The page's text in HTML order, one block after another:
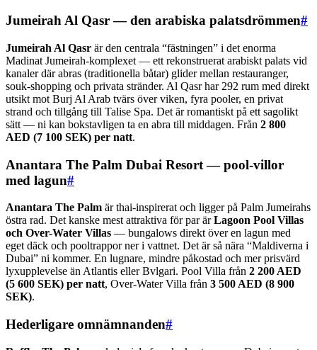
Jumeirah Al Qasr — den arabiska palatsdrömmen#
Jumeirah Al Qasr är den centrala “fästningen” i det enorma
Madinat Jumeirah-komplexet — ett rekonstruerat arabiskt palats vid
kanaler där abras (traditionella båtar) glider mellan restauranger,
souk-shopping och privata stränder. Al Qasr har 292 rum med direkt
utsikt mot Burj Al Arab tvärs över viken, fyra pooler, en privat
strand och tillgång till Talise Spa. Det är romantiskt på ett sagolikt
sätt — ni kan bokstavligen ta en abra till middagen. Från 2 800
AED (7 100 SEK) per natt.
Anantara The Palm Dubai Resort — pool-villor
med lagun#
Anantara The Palm är thai-inspirerat och ligger på Palm Jumeirahs
östra rad. Det kanske mest attraktiva för par ärLagoon Pool Villas
och Over-Water Villas — bungalows direkt över en lagun med
eget däck och pooltrappor ner i vattnet. Det är så nära “Maldiverna i
Dubai” ni kommer. En lugnare, mindre påkostad och mer prisvärd
lyxupplevelse än Atlantis eller Bvlgari. Pool Villa från 2 200 AED
(5 600 SEK) per natt, Over-Water Villa från 3 500 AED (8 900
SEK).
Hederligare omnämnanden#